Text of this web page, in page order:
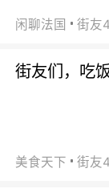
闲聊法国
街友们，吃
美食天下